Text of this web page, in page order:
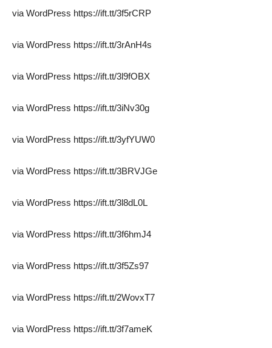
via WordPress https://ift.tt/3f5rCRP
via WordPress https://ift.tt/3rAnH4s
via WordPress https://ift.tt/3l9fOBX
via WordPress https://ift.tt/3iNv30g
via WordPress https://ift.tt/3yfYUW0
via WordPress https://ift.tt/3BRVJGe
via WordPress https://ift.tt/3l8dL0L
via WordPress https://ift.tt/3f6hmJ4
via WordPress https://ift.tt/3f5Zs97
via WordPress https://ift.tt/2WovxT7
via WordPress https://ift.tt/3f7ameK